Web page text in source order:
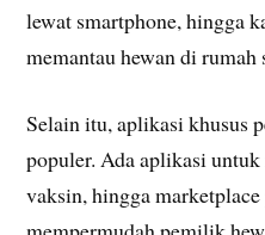
lewat smartphone, hingga
memantau hewan di
Selain itu, aplikasi khusus
populer. Ada aplikasi
vaksin, hingga